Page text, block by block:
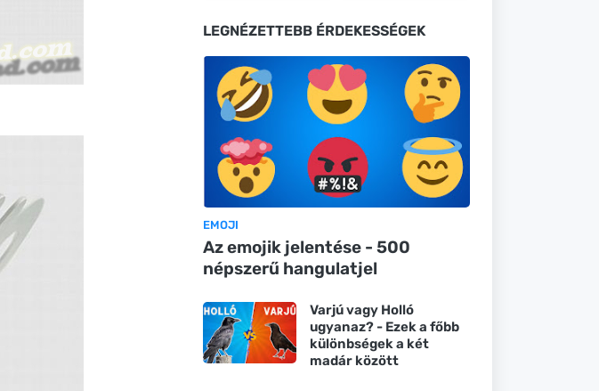
LEGNÉZETTEBB ÉRDEKESSÉGEK
EMOJI
Az emojik jelentése - 500
népszerű hangulatjel
Varjú vagy Holló
ugyanaz? - Ezek a főbb
különbségek a két
madár között